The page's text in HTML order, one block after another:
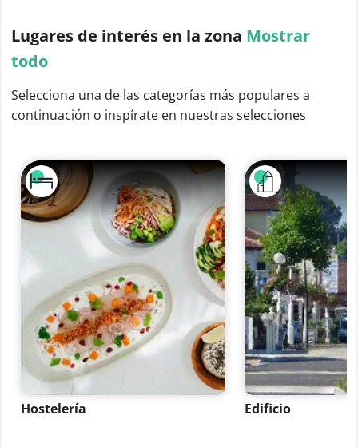
Lugares de interés en la zona Mostrar
todo
Selecciona una de las categorías más populares a
continuación o inspírate en nuestras selecciones
Hostelería Edificio